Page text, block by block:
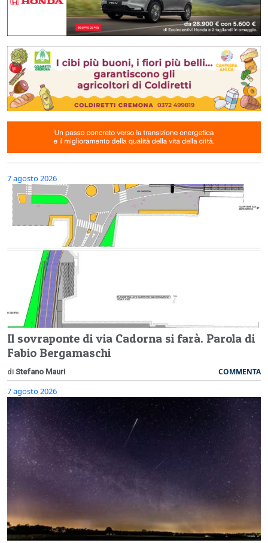
7 agosto 2026
Il sovraponte di via Cadorna si farà. Parola di
Fabio Bergamaschi
di Stefano Mauri COMMENTA
7 agosto 2026